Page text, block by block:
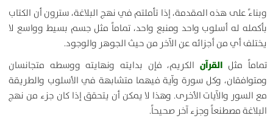
وبناءً على هذه المقدمة، إذا تأملتم في نهج البلاغة، سترون أن الكتاب
بأكمله له أسلوب واحد ومنبع واحد، تماماً مثل جسم بسيط وواسع لا
يختلف أي من أجزائه عن الآخر من حيث الجوهر والوجود.
تماماً مثل القرآن الكريم، فإن بدايته ونهايته ووسطه متجانسان
ومتوافقان، وكل سورة وآية فيهما متشابهة في الأسلوب والطريقة
مع السور والآيات الأخرى. وهذا لا يمكن أن يتحقق إذا كان جزء من نهج
البلاغة مصطنعاً وجزء آخر صحيحاً.